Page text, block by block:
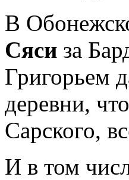
В
Сяси за
Григорьем
деревни,
Сарского,
И в том